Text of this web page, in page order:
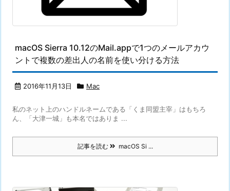
macOS Sierra 10.12のMail.appで1つのメールアカウ
ントで複数の差出人の名前を使い分ける方法
2016年11月13日 Mac
私のネット上のハンドルネームである「くま同盟主宰」はもちろ
ん、「大津一城」も本名ではありま ...
記事を読む macOS Si ...